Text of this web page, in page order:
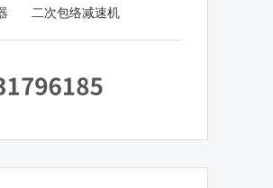
二次包络减速机